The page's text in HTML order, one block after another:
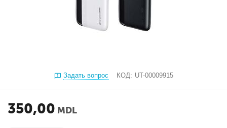
Задать вопрос КОД: UT-00009915
350,00 MDL